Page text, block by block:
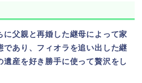
に父親と再婚した継母によって家
であり、フィオラを追い出した継
遺産を好き勝手に使って贅沢をし